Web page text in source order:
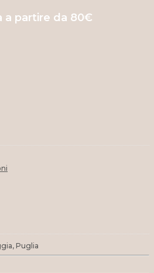
a partire da 80€
Puglia